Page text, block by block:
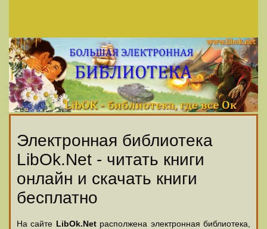
Электронная библиотека
LibOk.Net - читать книги
онлайн и скачать книги
бесплатно
На сайте LibOk.Netрасполжена электронная библиотека,